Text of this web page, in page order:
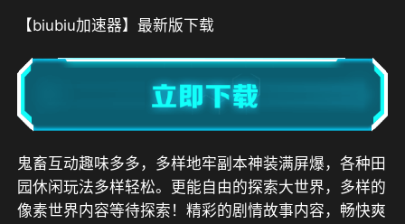
【biubiu加速器】最新版下载
鬼畜互动趣味多多，多样地牢副本神装满屏爆，各种田
园休闲玩法多样轻松。更能自由的探索大世界，多样的
像素世界内容等待探索！精彩的剧情故事内容，畅快爽